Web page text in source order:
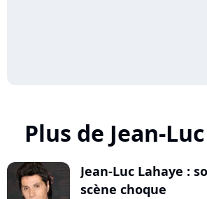
Plus de Jean-
Jean-Luc Lahaye :
scène choque